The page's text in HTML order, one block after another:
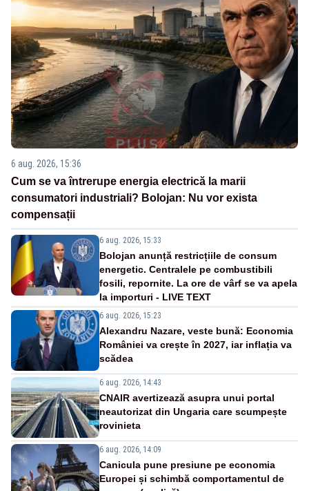
6 aug. 2026, 15:36
Cum se va întrerupe energia electrică la marii
consumatori industriali? Bolojan: Nu vor exista
compensații
6 aug. 2026, 15:33
Bolojan anunță restricțiile de consum
energetic. Centralele pe combustibili
fosili, repornite. La ore de vârf se va apela
la importuri - LIVE TEXT
6 aug. 2026, 15:23
Alexandru Nazare, veste bună: Economia
României va crește în 2027, iar inflația va
scădea
6 aug. 2026, 14:43
CNAIR avertizează asupra unui portal
neautorizat din Ungaria care scumpește
rovinieta
6 aug. 2026, 14:09
Canicula pune presiune pe economia
Europei și schimbă comportamentul de